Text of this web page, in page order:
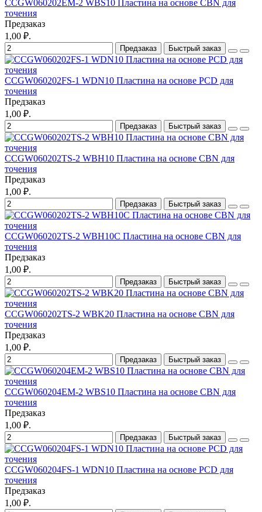
CCGW060202EM-2 WBS10 Пластина на основе CBN для
точения
Предзаказ
1,00 ₽.
Предзаказ Быстрый заказ
CCGW060202FS-1 WDN10 Пластина на основе PCD для
точения
Предзаказ
1,00 ₽.
Предзаказ Быстрый заказ
CCGW060202TS-2 WBH10 Пластина на основе CBN для
точения
Предзаказ
1,00 ₽.
Предзаказ Быстрый заказ
CCGW060202TS-2 WBH10C Пластина на основе CBN для
точения
Предзаказ
1,00 ₽.
Предзаказ Быстрый заказ
CCGW060202TS-2 WBK20 Пластина на основе CBN для
точения
Предзаказ
1,00 ₽.
Предзаказ Быстрый заказ
CCGW060204EM-2 WBS10 Пластина на основе CBN для
точения
Предзаказ
1,00 ₽.
Предзаказ Быстрый заказ
CCGW060204FS-1 WDN10 Пластина на основе PCD для
точения
Предзаказ
1,00 ₽.